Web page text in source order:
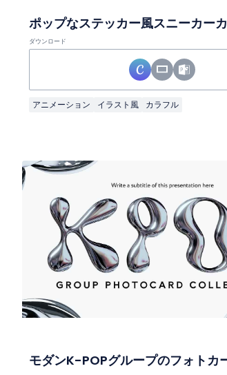
ダウンロード
アニメーション イラスト風 カラフル